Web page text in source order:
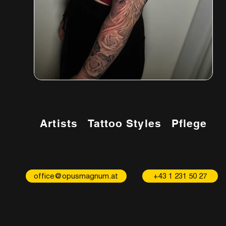
office@opusmagnum.at +43 1 231 50 27
Artists Tattoo Styles Pflege